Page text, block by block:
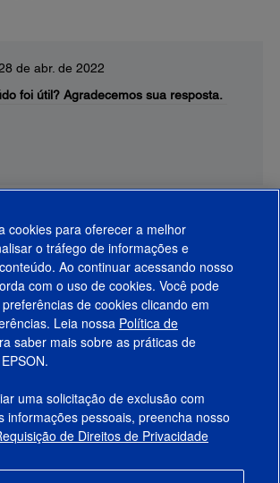
de abr. de 2022
foi útil? Agradecemos sua resposta.
cookies para oferecer a melhor
o tráfego de informações e
Ao continuar acessando nosso
com o uso de cookies. Você pode
de cookies clicando em
Leia nossa Política de
saber mais sobre as práticas de
uma solicitação de exclusão com
informações pessoais, preencha nosso
de Direitos de Privacidade